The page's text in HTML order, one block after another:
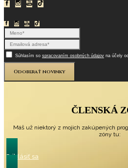
Súhlasím so spracovaním osobných údajov na účely
Odoberať novinky
ČLENSKÁ
Máš už niektorý z mojich zakúpených
zóny tu:
Prihlásiť sa